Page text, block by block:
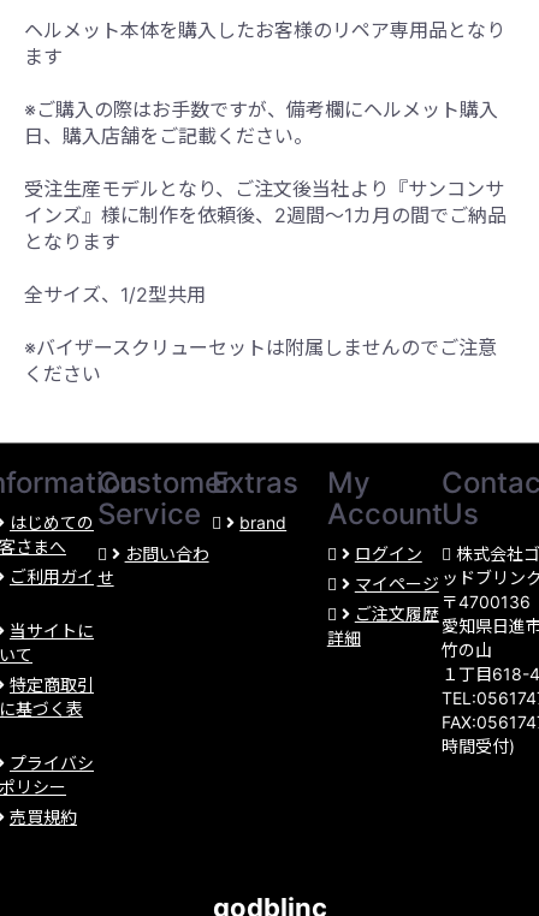
ヘルメット本体を購入したお客様のリペア専用品となり
ます
※ご購入の際はお手数ですが、備考欄にヘルメット購入
日、購入店舗をご記載ください。
受注生産モデルとなり、ご注文後当社より『サンコンサ
インズ』様に制作を依頼後、 2週間～1カ月の間でご納品
となります
全サイズ、1/2型共用
※バイザースクリューセットは附属しませんのでご注意
ください
はじめての
さまへ
ご利用ガイ
当サイトに
て
特定商取引
基づく表
プライバシ
リシー
売買規約
Customer
Service
お問い合わ
せ
Extras
brand
My
Account
ログイン
マイページ
ご注文履歴
詳細
Us
株式会社
ッドブリン
〒4700136
愛知県日進
竹の山
１丁目618-
時間受付)
godblinc